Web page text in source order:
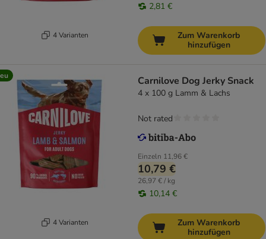
4 Varianten
2,81 €
Zum Warenkorb
hinzufügen
4 Varianten
Carnilove Dog Jerky Snack
4 x 100 g Lamm & Lachs
Einzeln 11,96 €
10,79 €
26,97 € / kg
10,14 €
Not rated
Zum Warenkorb
hinzufügen